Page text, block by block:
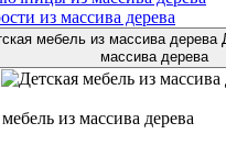
из массива дерева
Детская мебель из
массива дерева
из массива дерева